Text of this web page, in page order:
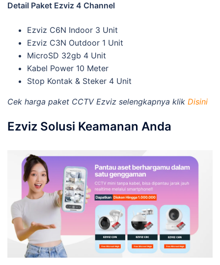
Detail Paket Ezviz 4 Channel
Ezviz C6N Indoor 3 Unit
Ezviz C3N Outdoor 1 Unit
MicroSD 32gb 4 Unit
Kabel Power 10 Meter
Stop Kontak & Steker 4 Unit
Cek harga paket CCTV Ezviz selengkapnya klik Disini
Ezviz Solusi Keamanan Anda